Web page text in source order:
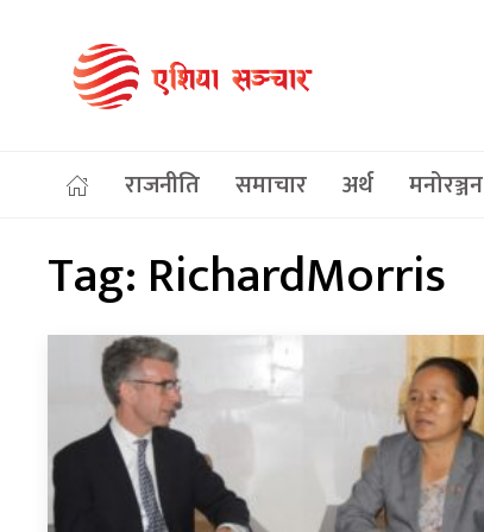
राजनीति समाचार अर्थ मनोरञ्जन
Tag: RichardMorris